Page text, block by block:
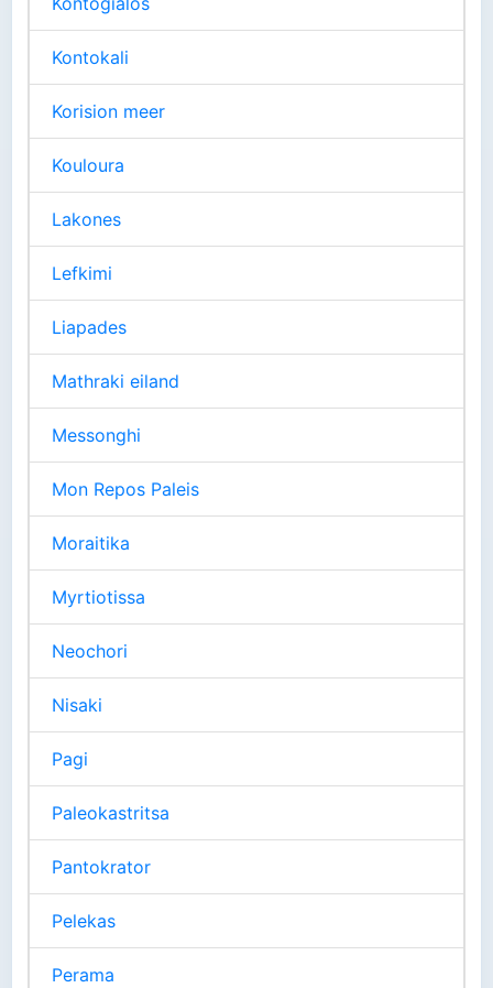
Kontokali
Korision meer
Kouloura
Lakones
Lefkimi
Liapades
Mathraki eiland
Messonghi
Mon Repos Paleis
Moraitika
Myrtiotissa
Neochori
Nisaki
Pagi
Paleokastritsa
Pantokrator
Pelekas
Perama